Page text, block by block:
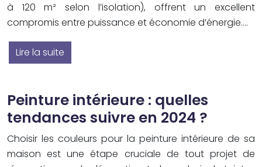
à 120 m² selon l’isolation), offrent un excellent
compromis entre puissance et économie d’énergie….
Lire la suite
Peinture intérieure : quelles
tendances suivre en 2024 ?
Choisir les couleurs pour la peinture intérieure de sa
maison est une étape cruciale de tout projet de